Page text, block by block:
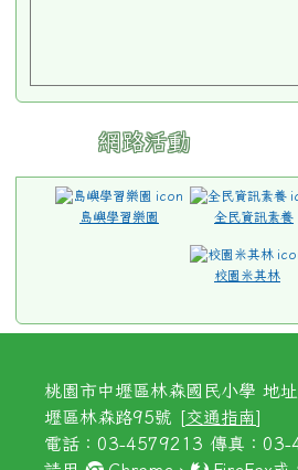
網路活動
島嶼學習樂園 全民資訊素養
校園米其林
桃園市中壢區林森國民小學 地
壢區林森路95號 [交通指南]
電話：03-4579213 傳真：03-